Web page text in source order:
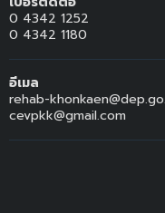
0 4342 1252
0 4342 1180
อีเมล
rehab-
cevpkk@gmail.com